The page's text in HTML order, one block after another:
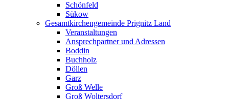
Schönfeld
Sükow
Gesamtkirchengemeinde Prignitz Land
Veranstaltungen
Ansprechpartner und Adressen
Boddin
Buchholz
Döllen
Garz
Groß Welle
Groß Woltersdorf